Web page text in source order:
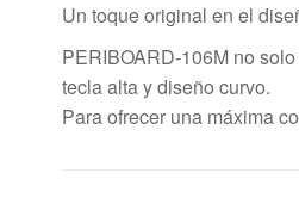
Un toque original en el
PERIBOARD-106M no
tecla alta y diseño curvo.
Para ofrecer una máxima